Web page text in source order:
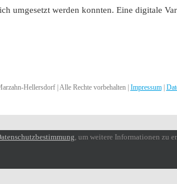
umgesetzt werden konnten. Eine digitale
Hellersdorf | Alle Rechte vorbehalten | Impressum|
, um weitere Informationen zu